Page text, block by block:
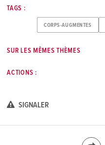
TAGS :
CORPS-AUGMENTES
SUR LES MÊMES THÈMES
ACTIONS :
SIGNALER